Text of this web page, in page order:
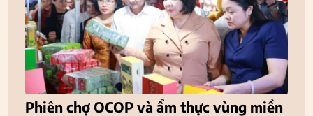
Phiên chợ OCOP và ẩm thực vùng miền